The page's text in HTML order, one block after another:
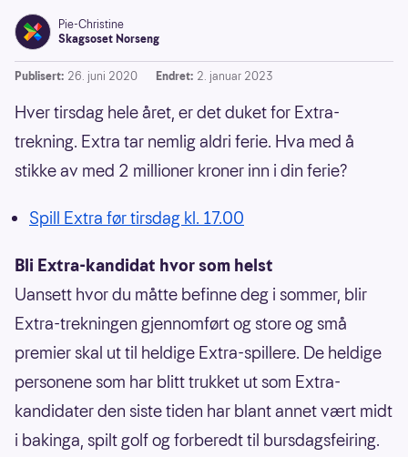
Pie-Christine
Skagsoset Norseng
Publisert: 26. juni 2020 Endret: 2. januar 2023
Hver tirsdag hele året, er det duket for Extra-
trekning. Extra tar nemlig aldri ferie. Hva med å
stikke av med 2 millioner kroner inn i din ferie?
Spill Extra før tirsdag kl. 17.00
Bli Extra-kandidat hvor som helst
Uansett hvor du måtte befinne deg i sommer, blir
Extra-trekningen gjennomført og store og små
premier skal ut til heldige Extra-spillere. De heldige
personene som har blitt trukket ut som Extra-
kandidater den siste tiden har blant annet vært midt
i bakinga, spilt golf og forberedt til bursdagsfeiring.